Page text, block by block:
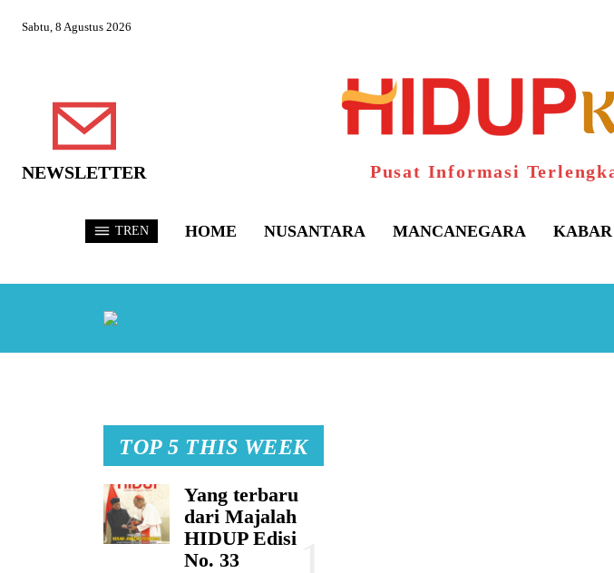
Sabtu, 8 Agustus 2026
NEWSLETTER Pusat Informasi
TREN HOME NUSANTARA MANCANEGARA
TOP 5 THIS WEEK
Yang terbaru
dari Majalah
HIDUP Edisi
No. 33